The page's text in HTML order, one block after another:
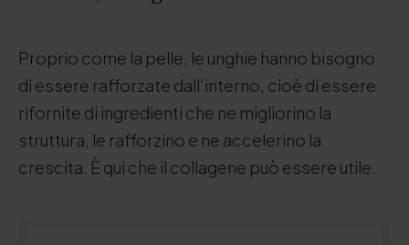
Proprio come la pelle, le unghie hanno bisogno
di essere rafforzate dall'interno, cioè di essere
rifornite di ingredienti che ne migliorino la
struttura, le rafforzino e ne accelerino la
crescita. È qui che il collagene può essere utile.